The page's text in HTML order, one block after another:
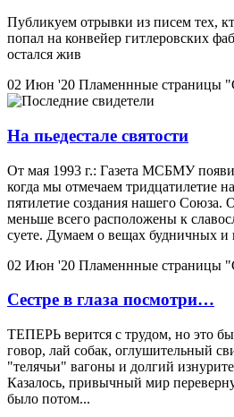
Публикуем отрывки из писем тех,
попал на конвейер гитлеровских
остался жив
02 Июн '20 Пламеннные страницы
На пьедестале святости
От мая 1993 г.: Газета МСБМУ
когда мы отмечаем тридцатилетие
пятилетие создания нашего Союза.
меньше всего расположены к
суете. Думаем о вещах будничных
02 Июн '20 Пламеннные страницы
Сестре в глаза посмотри…
ТЕПЕРЬ верится с трудом, но это
говор, лай собак, оглушительный
"телячьи" вагоны и долгий
Казалось, привычный мир
было потом...